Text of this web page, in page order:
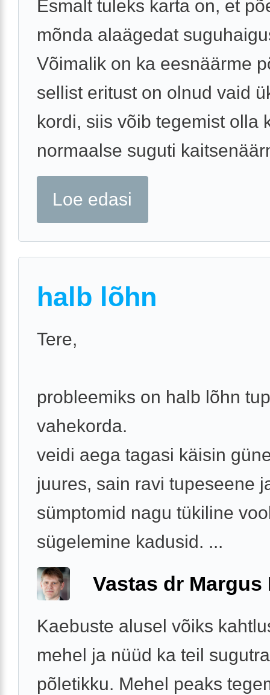
Esmalt tuleks karta on, et
mõnda alaägedat
Võimalik on ka eesnäärme
sellist eritust on olnud vaid
kordi, siis võib tegemist olla
normaalse suguti
Loe edasi
halb lõhn
Tere,
probleemiks on halb lõhn
vahekorda.
veidi aega tagasi käisin
juures, sain ravi tupeseene
sümptomid nagu tükiline
sügelemine kadusid. ...
Vastas dr Margus
Kaebuste alusel võiks
mehel ja nüüd ka teil
põletikku. Mehel peaks